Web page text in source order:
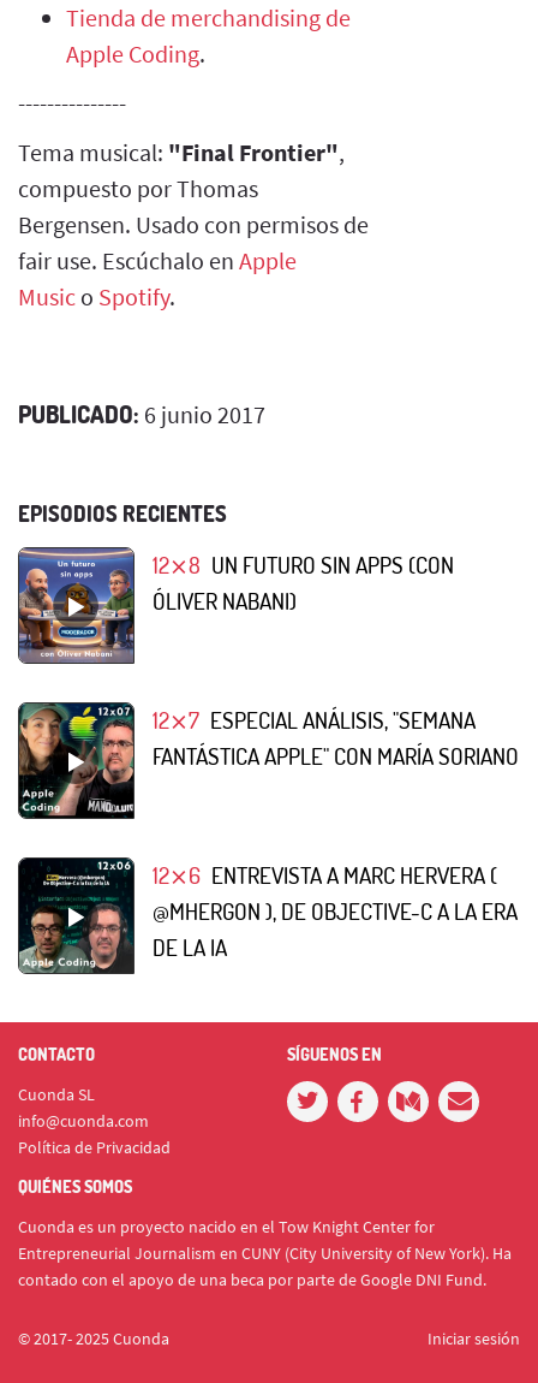
Tienda de merchandising de
Apple Coding.
---------------
Tema musical: "Final Frontier",
compuesto por Thomas
Bergensen. Usado con permisos de
fair use. Escúchalo en Apple
Music o Spotify.
PUBLICADO: 6 junio 2017
EPISODIOS RECIENTES
12⨯8 UN FUTURO SIN APPS (CON
ÓLIVER NABANI)
12⨯7 ESPECIAL ANÁLISIS, "SEMANA
FANTÁSTICA APPLE" CON MARÍA SORIANO
12⨯6 ENTREVISTA A MARC HERVERA (
@MHERGON ), DE OBJECTIVE-C A LA ERA
DE LA IA
CONTACTO
Cuonda SL
info@cuonda.com
Política de Privacidad
SÍGUENOS EN
QUIÉNES SOMOS
Cuonda es un proyecto nacido en el Tow Knight Center for
Entrepreneurial Journalism en CUNY (City University of New York). Ha
contado con el apoyo de una beca por parte de Google DNI Fund.
© 2017- 2025 Cuonda Iniciar sesión